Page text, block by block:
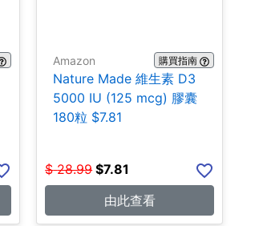
Amazon 購買指南
Nature Made 維生素 D3
5000 IU (125 mcg) 膠囊
180粒 $7.81
$ 28.99 $7.81
由此查看